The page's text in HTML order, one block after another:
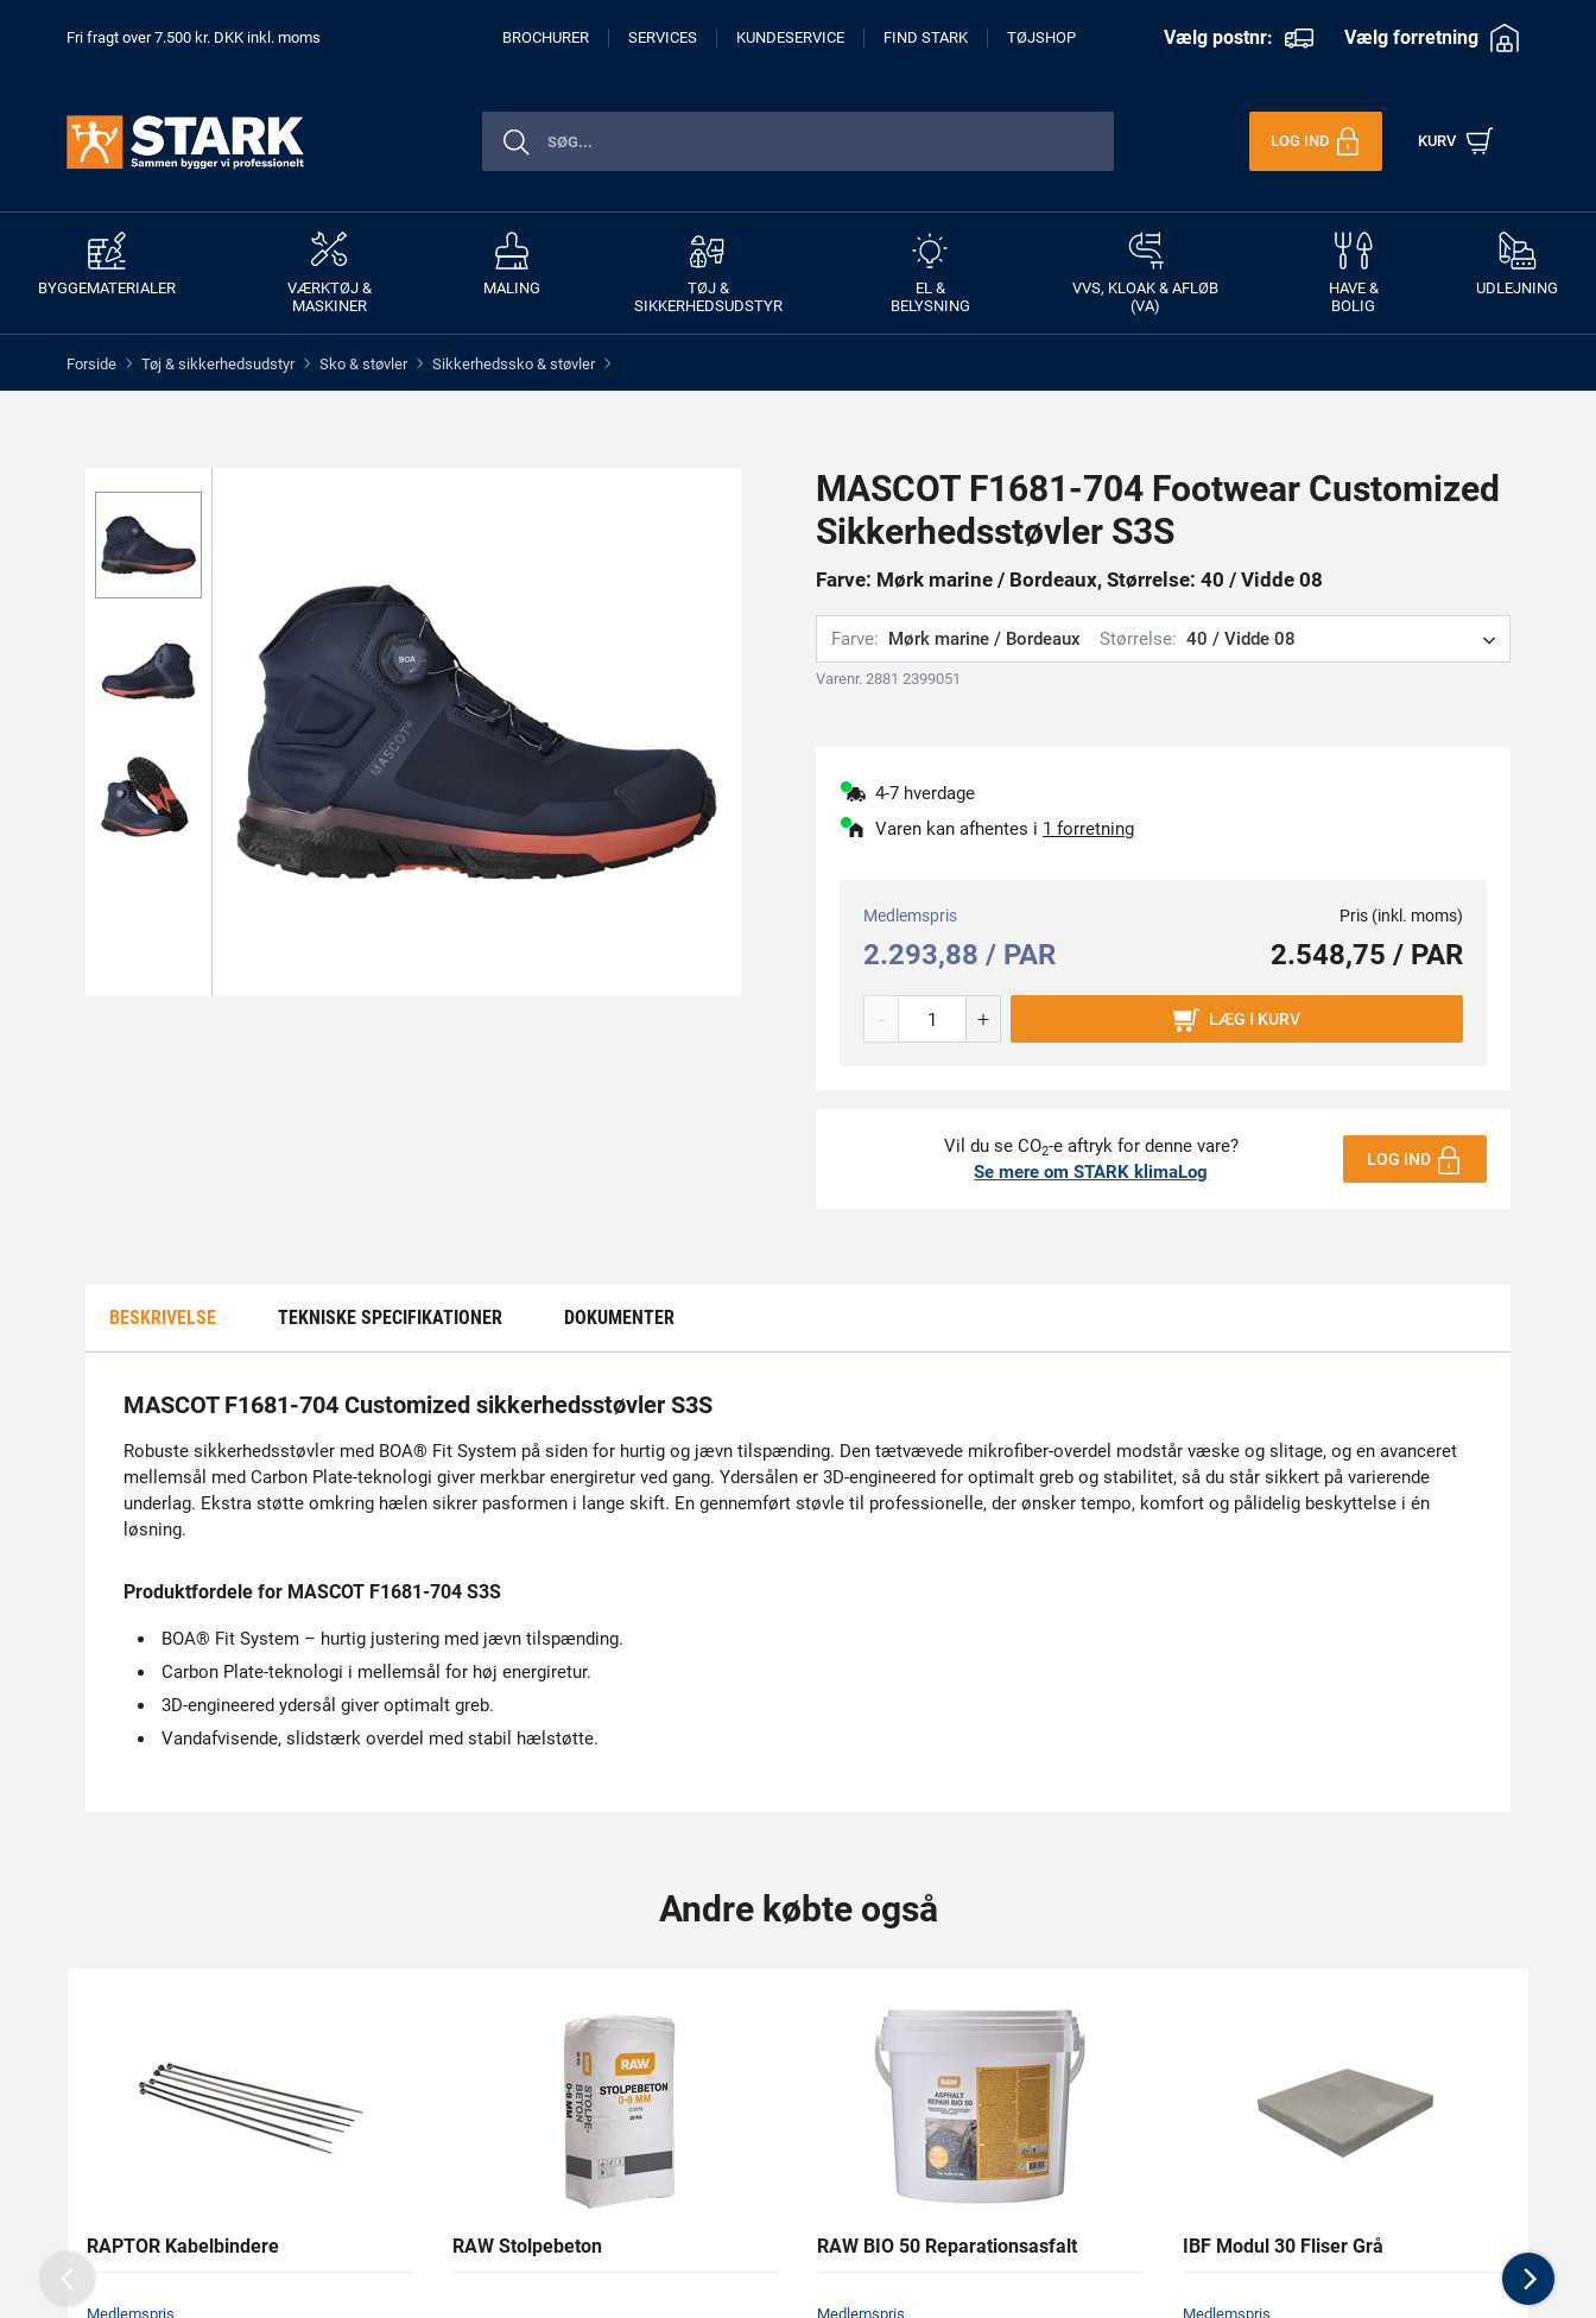
Fri fragt over 7.500 kr. DKK inkl. moms BROCHURER SERVICES KUNDESERVICE FIND STARK TØJSHOP Vælg postnr: Vælg forretning
LOG IND KURV
BYGGEMATERIALER
VÆRKTØJ &
MASKINER
MALING
TØJ &
SIKKERHEDSUDSTYR
EL &
BELYSNING
VVS, KLOAK & AFLØB
(VA)
HAVE &
BOLIG
UDLEJNING
Forside > Tøj & sikkerhedsudstyr > Sko & støvler > Sikkerhedssko & støvler >
MASCOT F1681-704 Footwear Customized
Sikkerhedsstøvler S3S
Farve: Mørk marine / Bordeaux, Størrelse: 40 / Vidde 08
Farve: Mørk marine / Bordeaux Størrelse: 40 / Vidde 08
Varenr. 2881 2399051
4-7 hverdage
Varen kan afhentes i 1 forretning
Medlemspris
2.293,88 / PAR
Pris (inkl. moms)
2.548,75 / PAR
- + LÆG I KURV
Vil du se CO2-e aftryk for denne vare?
Se mere om STARK klimaLog
LOG IND
BESKRIVELSE TEKNISKE SPECIFIKATIONER DOKUMENTER
MASCOT F1681-704 Customized sikkerhedsstøvler S3S
Robuste sikkerhedsstøvler med BOA® Fit System på siden for hurtig og jævn tilspænding. Den tætvævede mikrofiber-overdel modstår væske og slitage, og en avanceret
mellemsål med Carbon Plate-teknologi giver merkbar energiretur ved gang. Ydersålen er 3D-engineered for optimalt greb og stabilitet, så du står sikkert på varierende
underlag. Ekstra støtte omkring hælen sikrer pasformen i lange skift. En gennemført støvle til professionelle, der ønsker tempo, komfort og pålidelig beskyttelse i én
løsning.
Produktfordele for MASCOT F1681-704 S3S
BOA® Fit System – hurtig justering med jævn tilspænding.
Carbon Plate-teknologi i mellemsål for høj energiretur.
3D-engineered ydersål giver optimalt greb.
Vandafvisende, slidstærk overdel med stabil hælstøtte.
Andre købte også
RAPTOR Kabelbindere
Medlemspris
RAW Stolpebeton RAW BIO 50 Reparationsasfalt
Medlemspris
IBF Modul 30 Fliser Grå
Medlemspris
Previous